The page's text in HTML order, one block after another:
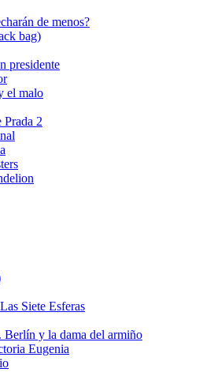
de menos?
bag)
presidente
el malo
Prada 2
Siete Esferas
Berlín y la dama del armiño
Eugenia